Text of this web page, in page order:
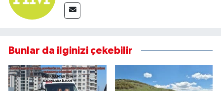
Bunlar da ilginizi çekebilir